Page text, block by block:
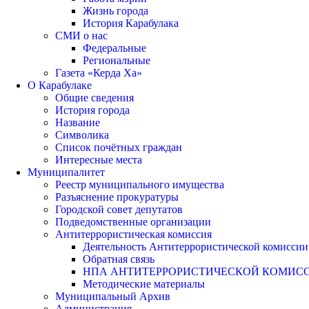
Жизнь города
История Карабулака
СМИ о нас
Федеральные
Региональные
Газета «Керда Ха»
О Карабулаке
Общие сведения
История города
Название
Символика
Список почётных граждан
Интересные места
Муниципалитет
Реестр муниципального имущества
Разъяснение прокуратуры
Городской совет депутатов
Подведомственные организации
Антитеррористическая комиссия
Деятельность Антитеррористической комиссии
Обратная связь
НПА АНТИТЕРРОРИСТИЧЕСКОЙ
Методические материалы
Муниципальный Архив